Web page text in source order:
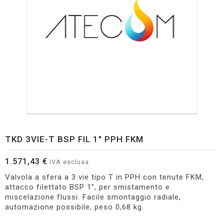
TKD 3VIE-T BSP FIL 1" PPH FKM
1.571,43 € IVA esclusa
Valvola a sfera a 3 vie tipo T in PPH con tenute FKM,
attacco filettato BSP 1", per smistamento e
miscelazione flussi. Facile smontaggio radiale,
automazione possibile, peso 0,68 kg.